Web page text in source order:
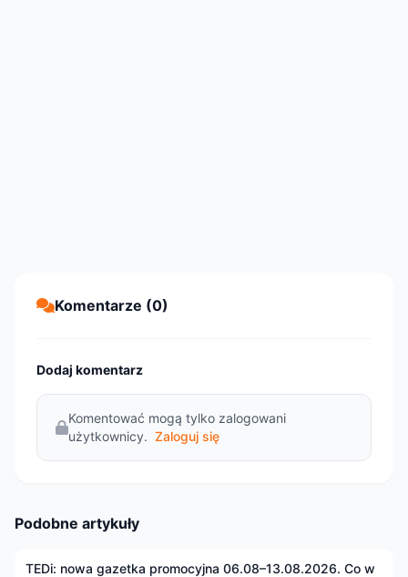
Komentarze (0)
Dodaj komentarz
Komentować mogą tylko zalogowani
użytkownicy. Zaloguj się
Podobne artykuły
TEDi: nowa gazetka promocyjna 06.08–13.08.2026. Co w